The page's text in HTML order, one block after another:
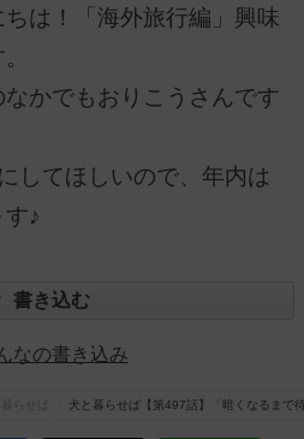
は！「海外旅行編」興味
かでもおりこうさんです
してほしいので、年内は
♪
書き込む
なの書き込み
犬と暮らせば【第497話】「暗くなるまで